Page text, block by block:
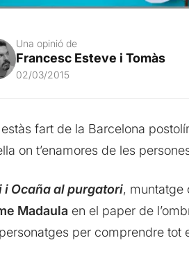
Una opinió de
Francesc Esteve i Tomàs
02/03/2015
estàs fart de la Barcelona
on t’enamores de les
i Ocaña al purgatori, muntatge
Madaula en el paper de
per comprendre tot